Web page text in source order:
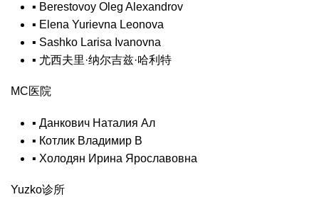
▪ Berestovoy Oleg Alexandrov
▪ Elena Yurievna Leonova
▪ Sashko Larisa Ivanovna
▪ 尤西夫里·纳尔吉兹·哈利特
MC医院
▪ Данкович Наталия Ал
▪ Котлик Владимир В
▪ Холодян Ирина Ярославовна
Yuzko诊所